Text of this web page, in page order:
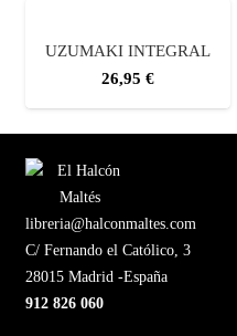
UZUMAKI INTEGRAL
26,95 €
libreria@halconmaltes.com
C/ Fernando el Católico, 3
28015 Madrid -España
912 826 060